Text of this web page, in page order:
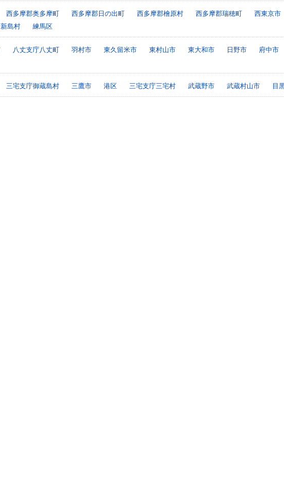
西多摩郡奥多摩町 西多摩郡日の出町 西多摩郡檜原村 西多摩郡瑞穂町
西東京市
島村
練馬区
八丈支庁八丈町 羽村市 東久留米市 東村山市 東大和市 日野市 府中市
三宅支庁御蔵島村 三鷹市 港区 三宅支庁三宅村 武蔵野市 武蔵村山市 目